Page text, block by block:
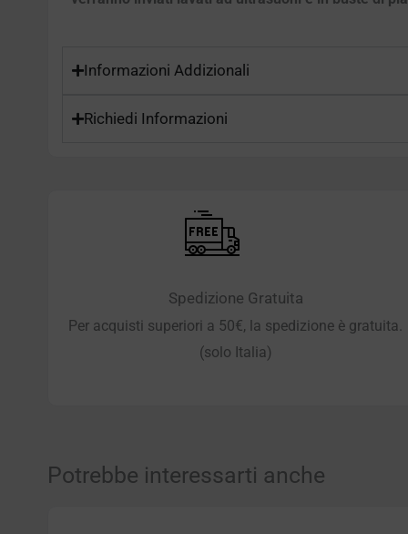
Informazioni Addizionali
Richiedi Informazioni
Spedizione Gratuita
Per acquisti superiori a 50€, la spedizione è gratuita.
(solo Italia)
Potrebbe interessarti anche